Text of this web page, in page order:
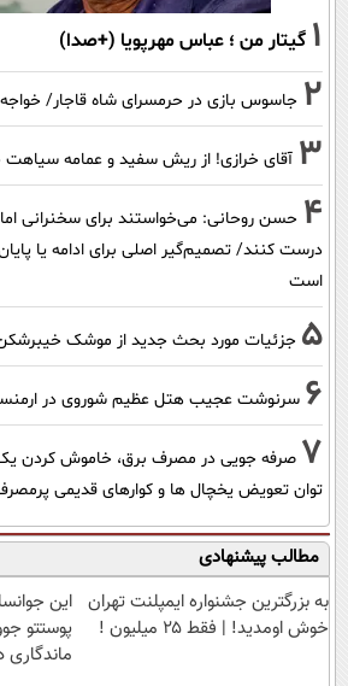
1 گیتار من ؛ عباس مهرپویا (+صدا)
2 جاسوس بازی در حرمسرای شاه قاجار/ خواجه
3 آقای خرازی! از ریش سفید و عمامه
4 حسن روحانی: می‌خواستند برای سخنرانی
درست کنند/ تصمیم‌گیر اصلی برای ادامه یا
است
5 جزئیات مورد بحث جدید از موشک
6 سرنوشت عجیب هتل عظیم شوروی در
7 صرفه جویی در مصرف برق، خاموش کردن
توان تعویض یخچال ها و کوارهای قدیمی پرمصرف
مطالب پیشنهادی
به بزرگترین جشنواره ایمپلنت تهران
خوش اومدید! | فقط ۲۵ میلیون !
این
ماندگاری